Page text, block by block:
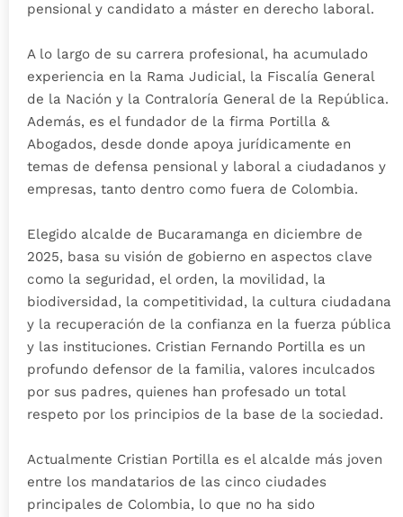
pensional y candidato a máster en derecho laboral.
A lo largo de su carrera profesional, ha acumulado
experiencia en la Rama Judicial, la Fiscalía General
de la Nación y la Contraloría General de la República.
Además, es el fundador de la firma Portilla &
Abogados, desde donde apoya jurídicamente en
temas de defensa pensional y laboral a ciudadanos y
empresas, tanto dentro como fuera de Colombia.
Elegido alcalde de Bucaramanga en diciembre de
2025, basa su visión de gobierno en aspectos clave
como la seguridad, el orden, la movilidad, la
biodiversidad, la competitividad, la cultura ciudadana
y la recuperación de la confianza en la fuerza pública
y las instituciones. Cristian Fernando Portilla es un
profundo defensor de la familia, valores inculcados
por sus padres, quienes han profesado un total
respeto por los principios de la base de la sociedad.
Actualmente Cristian Portilla es el alcalde más joven
entre los mandatarios de las cinco ciudades
principales de Colombia, lo que no ha sido